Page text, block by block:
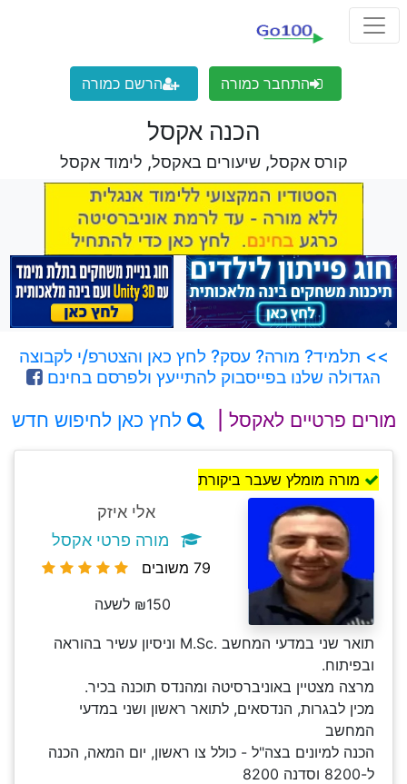
התחבר כמורה הרשם כמורה
הכנה אקסל
קורס אקסל, שיעורים באקסל, לימוד אקסל
>> תלמיד? מורה? עסק? לחץ כאן והצטרפ/י לקבוצה
הגדולה שלנו בפייסבוק להתייעץ ולפרסם בחינם
מורים פרטיים לאקסל | לחץ כאן לחיפוש חדש
מורה מומלץ שעבר ביקורת
אלי איזק
מורה פרטי אקסל
79 משובים
₪150 לשעה
תואר שני במדעי המחשב .M.Sc וניסיון עשיר בהוראה
ובפיתוח.
מרצה מצטיין באוניברסיטה ומהנדס תוכנה בכיר.
מכין לבגרות, הנדסאים, לתואר ראשון ושני במדעי
המחשב
הכנה למיונים בצה"ל - כולל צו ראשון, יום המאה, הכנה
ל-8200 וסדנה 8200